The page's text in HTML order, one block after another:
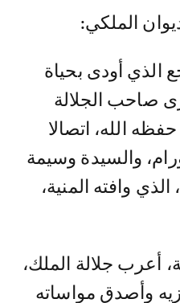
الملكي:
الذي أودى بحياة
صاحب الجلالة
الله، اتصالا
والسيدة وسيمة
وافته المنية،
أعرب جلالة الملك،
وأصدق مواساته